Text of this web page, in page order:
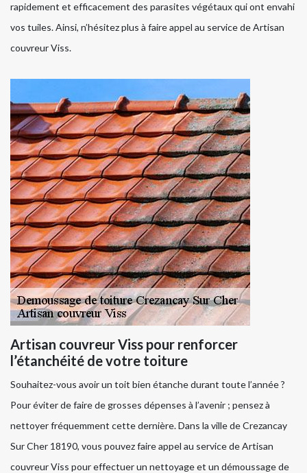
rapidement et efficacement des parasites végétaux qui ont envahi
vos tuiles. Ainsi, n’hésitez plus à faire appel au service de Artisan
couvreur Viss.
Artisan couvreur Viss pour renforcer
l’étanchéité de votre toiture
Souhaitez-vous avoir un toit bien étanche durant toute l’année ?
Pour éviter de faire de grosses dépenses à l’avenir ; pensez à
nettoyer fréquemment cette dernière. Dans la ville de Crezancay
Sur Cher 18190, vous pouvez faire appel au service de Artisan
couvreur Viss pour effectuer un nettoyage et un démoussage de